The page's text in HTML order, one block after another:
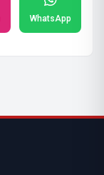
WhatsApp